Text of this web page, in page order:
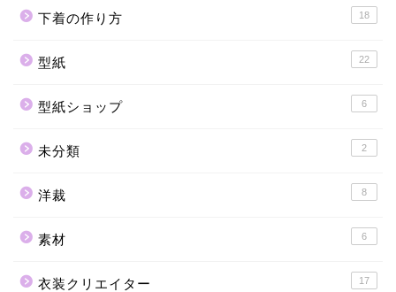
下着の作り方 18
型紙 22
型紙ショップ 6
未分類 2
洋裁 8
素材 6
衣装クリエイター 17